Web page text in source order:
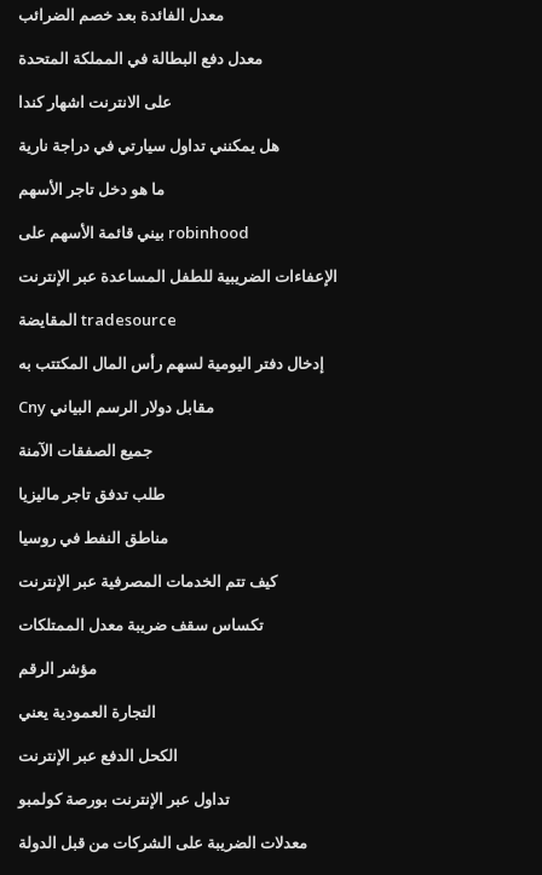
معدل الفائدة بعد خصم الضرائب
معدل دفع البطالة في المملكة المتحدة
على الانترنت اشهار كندا
هل يمكنني تداول سيارتي في دراجة نارية
ما هو دخل تاجر الأسهم
بيني قائمة الأسهم على robinhood
الإعفاءات الضريبية للطفل المساعدة عبر الإنترنت
المقايضة tradesource
إدخال دفتر اليومية لسهم رأس المال المكتتب به
Cny مقابل دولار الرسم البياني
جميع الصفقات الآمنة
طلب تدفق تاجر ماليزيا
مناطق النفط في روسيا
كيف تتم الخدمات المصرفية عبر الإنترنت
تكساس سقف ضريبة معدل الممتلكات
مؤشر الرقم
التجارة العمودية يعني
الكحل الدفع عبر الإنترنت
تداول عبر الإنترنت بورصة كولمبو
معدلات الضريبة على الشركات من قبل الدولة